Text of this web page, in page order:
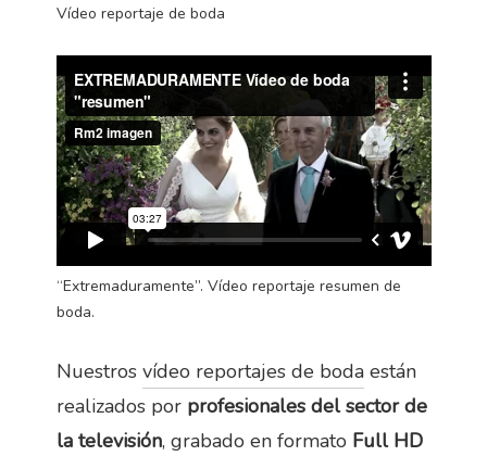
Vídeo reportaje de boda
“Extremaduramente”. Vídeo reportaje resumen de
boda.
Nuestros vídeo reportajes de bodaestán
realizados por profesionales del sector de
la televisión, grabado en formato Full HD